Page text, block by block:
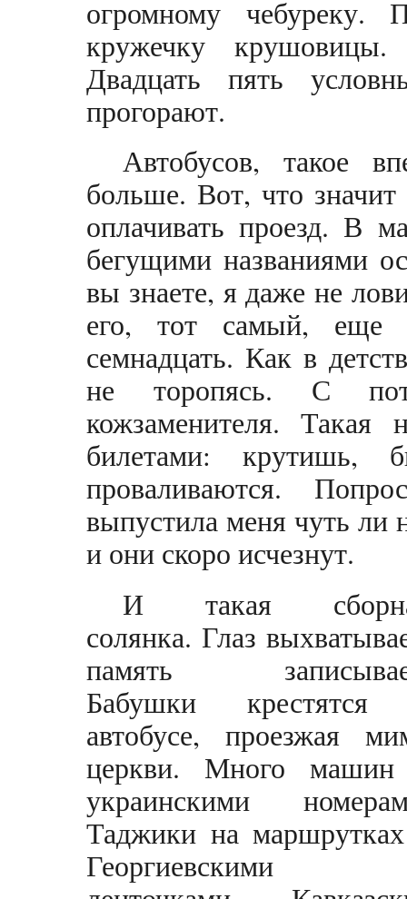
огромному
кружечку
Двадцать пять
прогорают.
Автобусов, такое
больше. Вот, что
оплачивать проезд. В
бегущими названиями
вы знаете, я даже не
его, тот самый, еще
семнадцать. Как в
не торопясь. С
кожзаменителя. Такая
билетами: крутишь,
проваливаются.
выпустила меня чуть ли
и они скоро исчезнут.
И такая
солянка. Глаз
память
Бабушки
автобусе, проезжая
церкви. Много
украинскими
Таджики на
Георгиевскими